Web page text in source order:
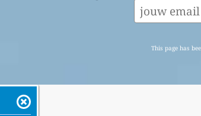
This page has